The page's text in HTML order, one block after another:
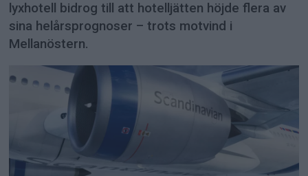
lyxhotell bidrog till att hotelljätten höjde flera av
sina helårsprognoser – trots motvind i
Mellanöstern.